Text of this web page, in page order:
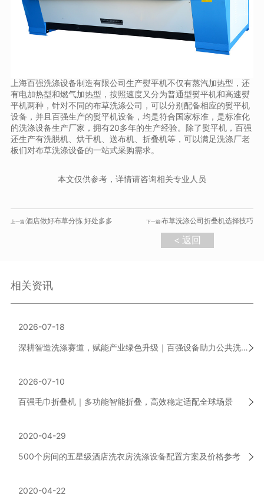
上海百强洗涤设备制造有限公司生产熨平机不仅有蒸汽加热型，还
有电加热型和燃气加热型，按照速度又分为普通型熨平机和高速熨
平机两种，针对不同的布草洗涤公司，可以分别配备相应的熨平机
设备，并且百强生产的熨平机设备，均是符合国家标准，是标准化
的洗涤设备生产厂家，拥有20多年的生产经验。除了熨平机，百强
还生产有洗脱机、烘干机、送布机、折叠机等，可以满足洗涤厂老
板们对布草洗涤设备的一站式采购需求。
本文仅供参考，详情请咨询相关专业人员
上一篇:酒店做好布草分拣 好处多多 下一篇:布草洗涤公司折叠机选择技巧
< 返回
相关资讯
2026-07-18
深耕智造洗涤赛道，赋能产业绿色升级｜百强设备助力公共洗涤行业高质量发展
2026-07-10
百强毛巾折叠机｜多功能智能折叠，高效稳定适配全球场景
2020-04-29
500个房间的五星级酒店洗衣房洗涤设备配置方案及价格参考
2020-04-22